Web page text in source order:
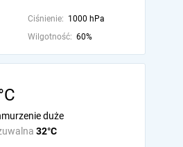
Ciśnienie: 1000 hPa
Wilgotność: 60%
32°C
duże